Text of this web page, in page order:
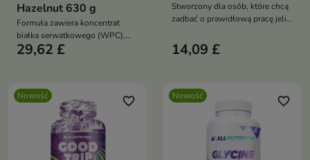
Hazelnut 630 g
Formuła zawiera koncentrat
białka serwatkowego (WPC),
który pomaga w utrzymaniu i
29,62 £
Stworzony dla osób, które chcą
zadbać o prawidłową pracę jelit,
zwiększonego stresu
14,09 £
Nowość favorite_border Nowość favorite_border